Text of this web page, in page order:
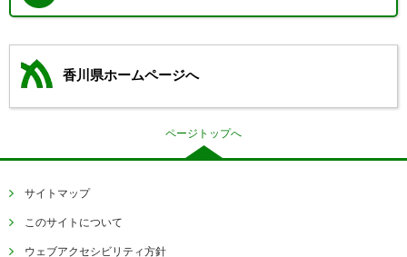
香川県ホームページへ
ページトップへ
サイトマップ
このサイトについて
ウェブアクセシビリティ方針